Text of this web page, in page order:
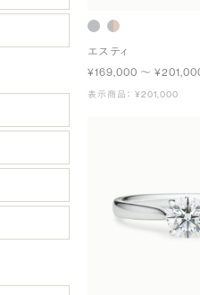
エスティ
¥169,000 〜
表示商品： ¥201,000